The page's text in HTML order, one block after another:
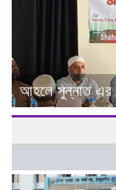
আহলে সুন্নাত এর